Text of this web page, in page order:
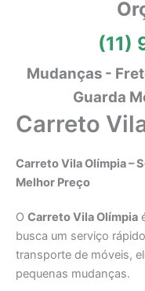
(11)
Mudanças -
Guarda
Carreto
Carreto Vila Olímpia –
Melhor Preço
O Carreto Vila Olímpia
busca um serviço
transporte de móveis,
pequenas mudanças.